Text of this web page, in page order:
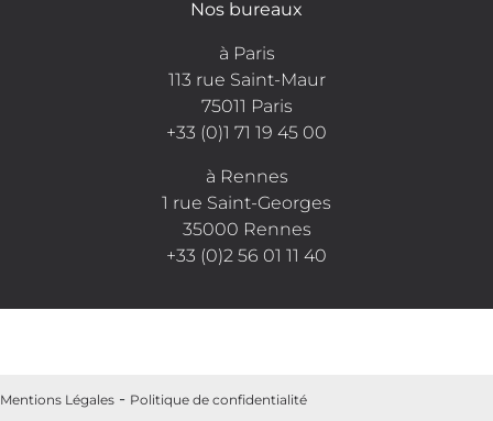
Nos bureaux
à Paris
113 rue Saint-Maur
75011 Paris
+33 (0)1 71 19 45 00
à Rennes
1 rue Saint-Georges
35000 Rennes
+33 (0)2 56 01 11 40
Mentions Légales
Politique de confidentialité